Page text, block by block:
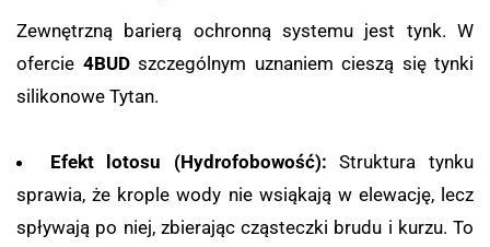
Zewnętrzną barierą ochronną systemu jest tynk. W
ofercie 4BUDszczególnym uznaniem cieszą się tynki
silikonowe Tytan.
Efekt lotosu (Hydrofobowość): Struktura tynku
sprawia, że krople wody nie wsiąkają w elewację, lecz
spływają po niej, zbierając cząsteczki brudu i kurzu. To